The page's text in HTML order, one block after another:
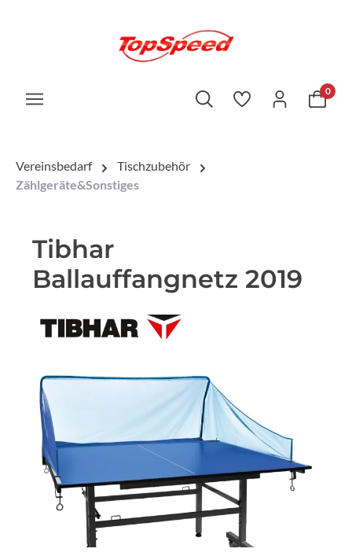
0
Vereinsbedarf
Tischzubehör
Zählgeräte&Sonstiges
Tibhar
Ballauffangnetz 2019
Bildergalerie überspringen